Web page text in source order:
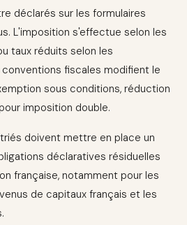
déclarés sur les formulaires
L'imposition s'effectue selon les
taux réduits selon les
fiscales modifient le
sous conditions, réduction
imposition double.
doivent mettre en place un
déclaratives résiduelles
française, notamment pour les
de capitaux français et les